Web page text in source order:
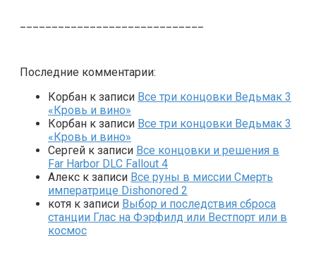
Последние комментарии:
Корбан к записи Все три концовки Ведьмак 3
«Кровь и вино»
Корбан к записи Все три концовки Ведьмак 3
«Кровь и вино»
Сергей к записи Все концовки и решения в
Far Harbor DLC Fallout 4
Алекс к записи Все руны в миссии Смерть
императрице Dishonored 2
котя к записи Выбор и последствия сброса
станции Глас на Фэрфилд или Вестпорт или в
космос